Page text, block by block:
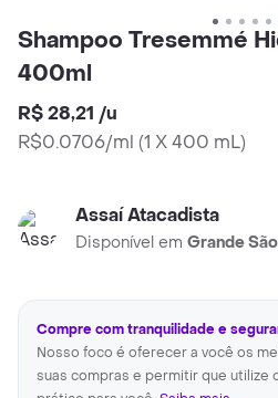
Shampoo Tresemmé
400ml
R$ 28,21 /u
R$0.0706/ml (1 X 400 mL)
Assaí Atacadista
Disponível em Grande
Compre com tranquilidade e
Nosso foco é oferecer a você os
suas compras e permitir que utilize